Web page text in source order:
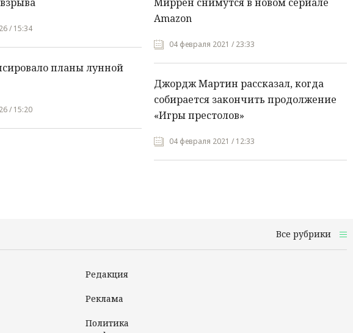
/ 15:34
планы лунной
/ 15:20
Amazon
04 февраля 2021 / 23:33
Джордж Мартин рассказал, когда
собирается закончить продолжение
«Игры престолов»
04 февраля 2021 / 12:33
Все рубрики
Редакция
Реклама
Политика